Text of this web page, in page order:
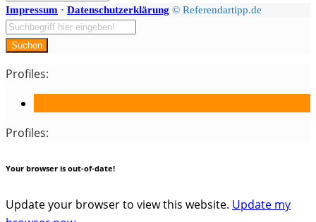
Impressum · Datenschutzerklärung © Referendartipp.de
Suchen
Profiles:
Profiles:
Your browser is out-of-date!
Update your browser to view this website. Update my